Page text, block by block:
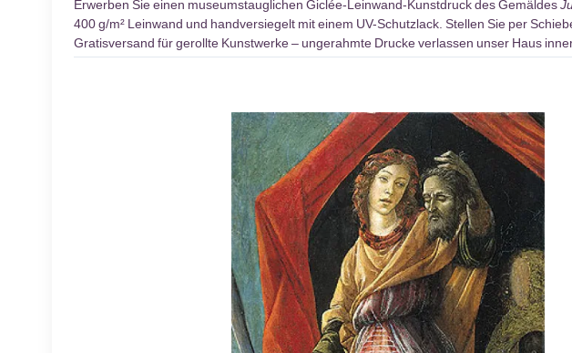
Erwerben Sie einen museumstauglichen Giclée-Leinwand-Kunstdruck des Gemäldes
400 g/m² Leinwand und handversiegelt mit einem UV-Schutzlack. Stellen Sie per
Gratisversand für gerollte Kunstwerke – ungerahmte Drucke verlassen unser Haus